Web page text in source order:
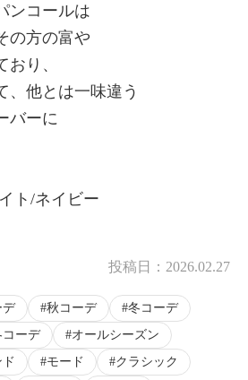
ンコールは
の方の富や
り、
、他とは一味違う
バーに
ト/ネイビー
投稿日： 2026.02.27
デ 秋コーデ
冬コーデ
コーデ
オールシーズン
ド モード
クラシック